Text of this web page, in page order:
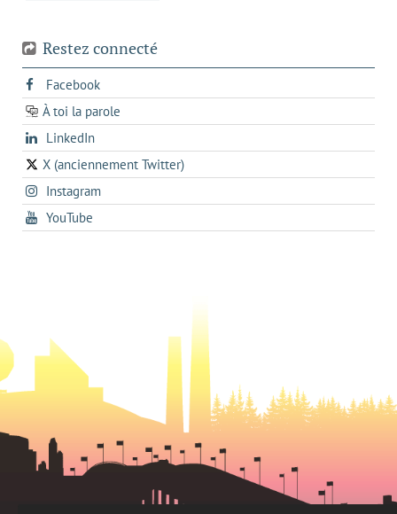
Restez connecté
Facebooks'ouvre
dans
un
onglet
À toi la parole
opens
in
a
new
tab
LinkedInopens
in
a
new
X (anciennement Twitter)
s'ouvre
dans
un
nouvel
Instagrams'ouvre
dans
un
YouTube
dans